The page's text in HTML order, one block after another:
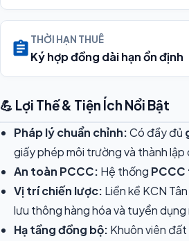
THỜI HẠN THUÊ
Ký hợp đồng dài hạn ổn định
💪 Lợi Thế & Tiện Ích Nổi Bật
Pháp lý chuẩn chỉnh:Có đầy đủ
giấy phép môi trường và thành
An toàn PCCC: Hệ thống
Vị trí chiến lược: Liền kề KCN
lưu thông hàng hóa và tuyển
Hạ tầng đồng bộ: Khuôn viên